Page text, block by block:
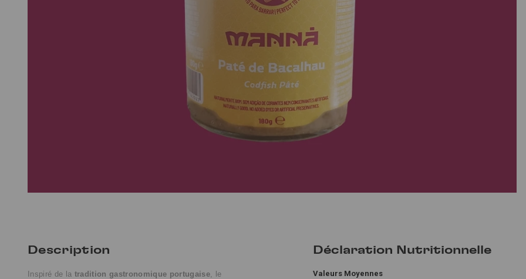
Description
Inspiré de la tradition gastronomique portugaise, l e
Déclaration Nutritionnelle
Valeurs Moyennes